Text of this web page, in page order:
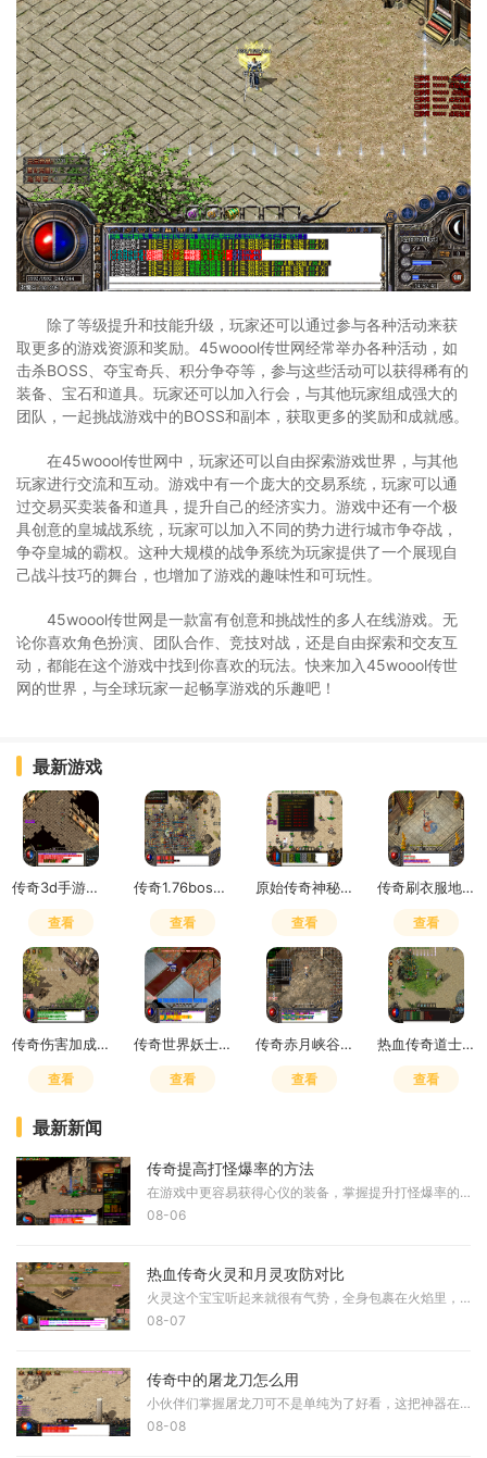
除了等级提升和技能升级，玩家还可以通过参与各种活动来获
取更多的游戏资源和奖励。45woool传世网经常举办各种活动，如
击杀BOSS、夺宝奇兵、积分争夺等，参与这些活动可以获得稀有的
装备、宝石和道具。玩家还可以加入行会，与其他玩家组成强大的
团队，一起挑战游戏中的BOSS和副本，获取更多的奖励和成就感。
在45woool传世网中，玩家还可以自由探索游戏世界，与其他
玩家进行交流和互动。游戏中有一个庞大的交易系统，玩家可以通
过交易买卖装备和道具，提升自己的经济实力。游戏中还有一个极
具创意的皇城战系统，玩家可以加入不同的势力进行城市争夺战，
争夺皇城的霸权。这种大规模的战争系统为玩家提供了一个展现自
己战斗技巧的舞台，也增加了游戏的趣味性和可玩性。
45woool传世网是一款富有创意和挑战性的多人在线游戏。无
论你喜欢角色扮演、团队合作、竞技对战，还是自由探索和交友互
动，都能在这个游戏中找到你喜欢的玩法。快来加入45woool传世
网的世界，与全球玩家一起畅享游戏的乐趣吧！
最新游戏
传奇3d手游是赛季制吗怎么玩
查看
传奇1.76boss掉落
查看
原始传奇神秘之石在哪里获得
查看
传奇刷衣服地点怎么去
查看
传奇伤害加成和致命一击哪个好用
查看
传奇世界妖士有元神吗
查看
传奇赤月峡谷广场药店在哪
查看
热血传奇道士嗜血术吸多少血
查看
最新新闻
传奇提高打怪爆率的方法
在游戏中更容易获得心仪的装备，掌握提升打怪爆率的技巧十分重要。首先需要理解游戏的基本机制，爆率是指击败怪物后掉落物品的概率，不同的怪物和地点拥有不同的爆率设定。通
08-06
热血传奇火灵和月灵攻防对比
火灵这个宝宝听起来就很有气势，全身包裹在火焰里，看起来既华丽又威武，它的攻击方式是火焰攻击，输出相当猛烈，比起月灵那种寒冰掌的风格，火灵的攻击更显霸气一些。而月灵
08-07
传奇中的屠龙刀怎么用
小伙伴们掌握屠龙刀可不是单纯为了好看，这把神器在传奇世界里代表着极致的力量和地位，想要发挥它的真正威力，你需要了解它的基础使用方式，首先当你获得屠龙刀要做的第一件
08-08